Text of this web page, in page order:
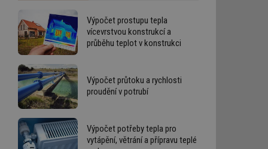
Výpočet prostupu tepla
vícevrstvou konstrukcí a
průběhu teplot v konstrukci
Výpočet průtoku a rychlosti
proudění v potrubí
Výpočet potřeby tepla pro
vytápění, větrání a přípravu teplé